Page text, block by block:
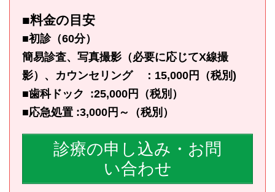
■料金の目安
■初診（60分）
簡易診査、写真撮影（必要に応じてX線撮
影）、カウンセリング ：15,000円（税別)
■歯科ドック :25,000円（税別）
■応急処置 :3,000円～（税別）
診療の申し込み・お問
い合わせ